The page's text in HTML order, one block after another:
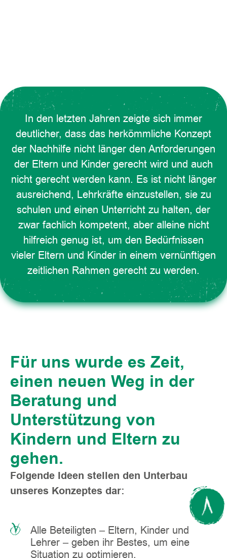
In den letzten Jahren zeigte sich immer
deutlicher, dass das herkömmliche Konzept
der Nachhilfe nicht länger den Anforderungen
der Eltern und Kinder gerecht wird und auch
nicht gerecht werden kann. Es ist nicht länger
ausreichend, Lehrkräfte einzustellen, sie zu
schulen und einen Unterricht zu halten, der
zwar fachlich kompetent, aber alleine nicht
hilfreich genug ist, um den Bedürfnissen
vieler Eltern und Kinder in einem vernünftigen
zeitlichen Rahmen gerecht zu werden.
Für uns wurde es Zeit,
einen neuen Weg in der
Beratung und
Unterstützung von
Kindern und Eltern zu
gehen.
Folgende Ideen stellen den Unterbau
unseres Konzeptes dar:
Alle Beteiligten – Eltern, Kinder und
Lehrer – geben ihr Bestes, um eine
Situation zu optimieren.